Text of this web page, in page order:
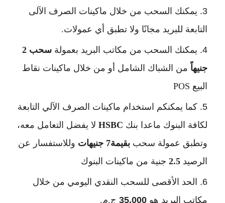
التابعة للبريد مجانًا ولا تطبق أي عمولات.
يمكنك السحب من مكاتب البريد بعمولة
جنيهاً
البيع POS
لكافة البنوك ماعدا بنك HSBC
وتطبق عمولة سحب بقيمة7 جنيهات
الرصيد 2.5 جنية من ماكينات البنوك
مكاتب البريد هو 35,000 ج.م.